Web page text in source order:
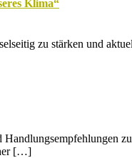
Klima“
zu stärken und
[…]